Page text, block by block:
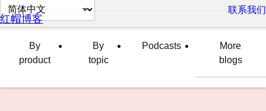
切
换
言
联系我们
红帽博客
By
product
By
topic
Podcasts
More
blogs